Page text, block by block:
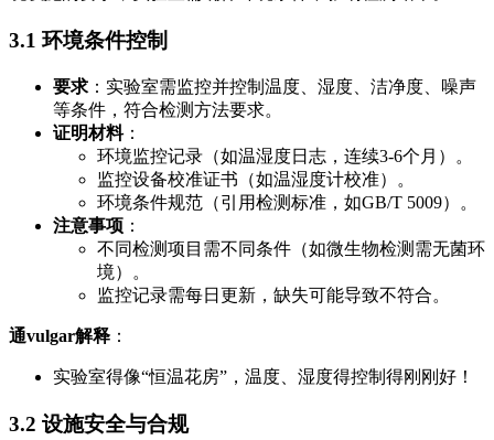
3.1 环境条件控制
要求 ：实验室需监控并控制温度、湿度、洁净度、噪声
等条件，符合检测方法要求。
证明材料：
环境监控记录（如温湿度日志，连续3-6个月）。
监控设备校准证书（如温湿度计校准）。
环境条件规范（引用检测标准，如GB/T 5009）。
注意事项 ：
不同检测项目需不同条件（如微生物检测需无菌环
境）。
监控记录需每日更新，缺失可能导致不符合。
通vulgar解释 ：
实验室得像“恒温花房”，温度、湿度得控制得刚刚好！
3.2 设施安全与合规